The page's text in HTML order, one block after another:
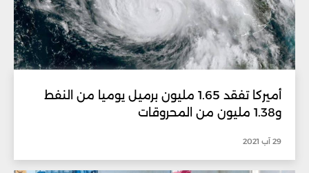
أميركا تفقد 1.65 مليون برميل يوميا من النفط
و1.38 مليون من المحروقات
29 آب 2021